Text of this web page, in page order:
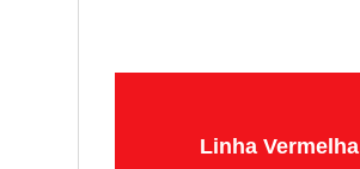
Linha Vermelha